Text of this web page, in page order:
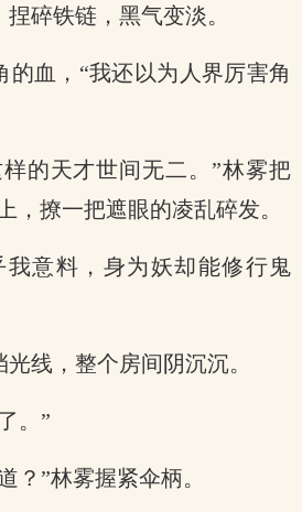
碎铁链，黑气变淡。
的血，“我还以为人界厉害角
的天才世间无二。”林雾把
，撩一把遮眼的凌乱碎发。
我意料，身为妖却能修行鬼
线，整个房间阴沉沉。
。”
？”林雾握紧伞柄。